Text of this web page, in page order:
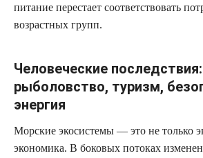
питание перестает соответствовать
возрастных групп.
Человеческие последствия:
рыболовство, туризм,
энергия
Морские экосистемы — это не только
экономика. В боковых потоках